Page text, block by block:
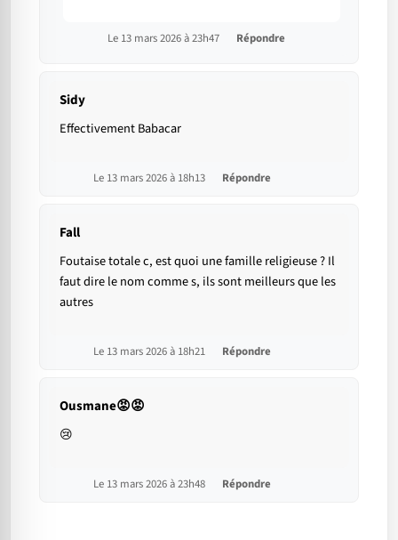
Le 13 mars 2026 à 23h47 Répondre
Sidy
Effectivement Babacar
Le 13 mars 2026 à 18h13 Répondre
Fall
Foutaise totale c, est quoi une famille religieuse ? Il
faut dire le nom comme s, ils sont meilleurs que les
autres
Le 13 mars 2026 à 18h21 Répondre
Ousmane😡😡
😢
Le 13 mars 2026 à 23h48 Répondre